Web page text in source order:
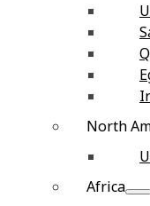
North
Africa